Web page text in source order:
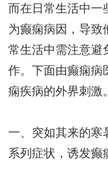
而在日常生活中一
为癫痫病因，导致
常生活中需注意避
作。下面由癫痫病
痫疾病的外界刺激。
一、突如其来的寒
系列症状，诱发癫